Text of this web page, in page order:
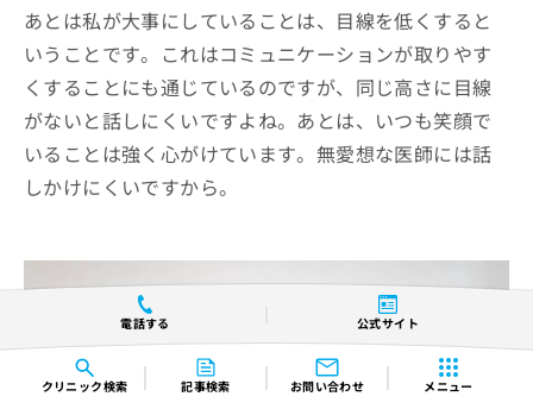
クリニック検索 記事検索 お問い合わせ メニュー
あとは私が大事にしていることは、目線を低くすると
いうことです。これはコミュニケーションが取りやす
くすることにも通じているのですが、同じ高さに目線
がないと話しにくいですよね。あとは、いつも笑顔で
いることは強く心がけています。無愛想な医師には話
しかけにくいですから。
電話する 公式サイト